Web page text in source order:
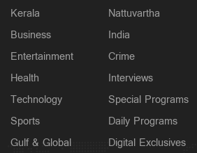
Kerala
Business
Entertainment
Health
Technology
Sports
Gulf & Global
Nattuvartha
India
Crime
Interviews
Special Programs
Daily Programs
Digital Exclusives